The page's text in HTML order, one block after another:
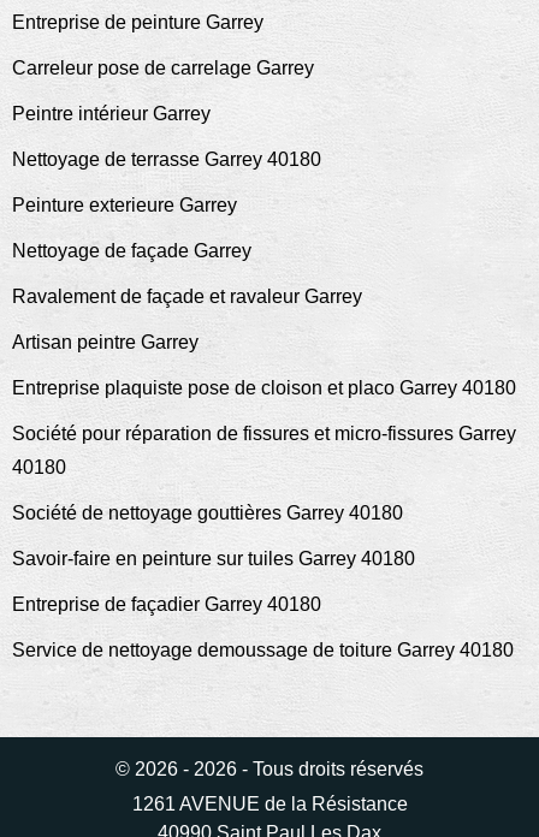
Entreprise de peinture Garrey
Carreleur pose de carrelage Garrey
Peintre intérieur Garrey
Nettoyage de terrasse Garrey 40180
Peinture exterieure Garrey
Nettoyage de façade Garrey
Ravalement de façade et ravaleur Garrey
Artisan peintre Garrey
Entreprise plaquiste pose de cloison et placo Garrey 40180
Société pour réparation de fissures et micro-fissures Garrey
40180
Société de nettoyage gouttières Garrey 40180
Savoir-faire en peinture sur tuiles Garrey 40180
Entreprise de façadier Garrey 40180
Service de nettoyage demoussage de toiture Garrey 40180
© 2026 - 2026 - Tous droits réservés
1261 AVENUE de la Résistance